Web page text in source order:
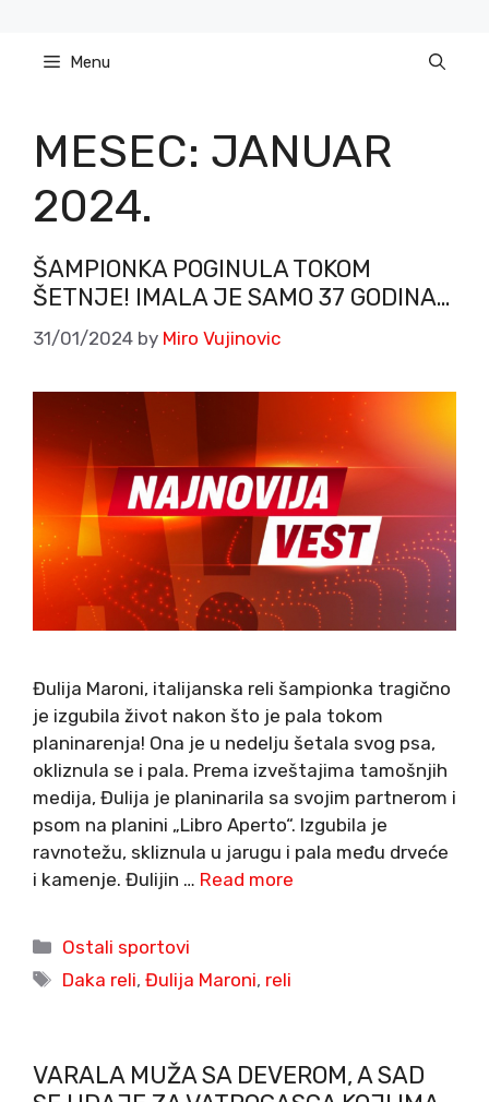
content Menu
MESEC: JANUAR
2024.
ŠAMPIONKA POGINULA TOKOM
ŠETNJE! IMALA JE SAMO 37 GODINA…
31/01/2024 by Miro Vujinovic
Đulija Maroni, italijanska reli šampionka tragično
je izgubila život nakon što je pala tokom
planinarenja! Ona je u nedelju šetala svog psa,
okliznula se i pala. Prema izveštajima tamošnjih
medija, Đulija je planinarila sa svojim partnerom i
psom na planini „Libro Aperto“. Izgubila je
ravnotežu, skliznula u jarugu i pala među drveće
i kamenje. Đulijin … Read more
Categories
Ostali sportovi
Tags
Daka reli,Đulija Maroni, reli
VARALA MUŽA SA DEVEROM, A SAD